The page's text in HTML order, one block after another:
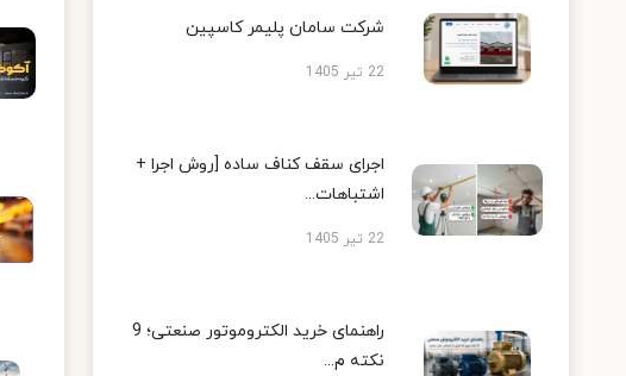
شرکت سامان پلیمر کاسپین
22 تیر 1405
اجرای سقف کناف ساده [روش اجرا +
اشتباهات...
22 تیر 1405
راهنمای خرید الکتروموتور صنعتی؛ 9
نکته م...